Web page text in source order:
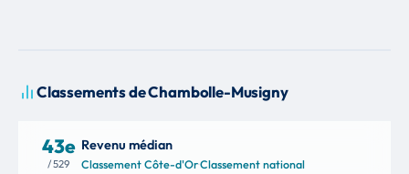
Classements de Chambolle-Musigny
43e
/ 529
Revenu médian
Classement Côte-d'Or·Classement national